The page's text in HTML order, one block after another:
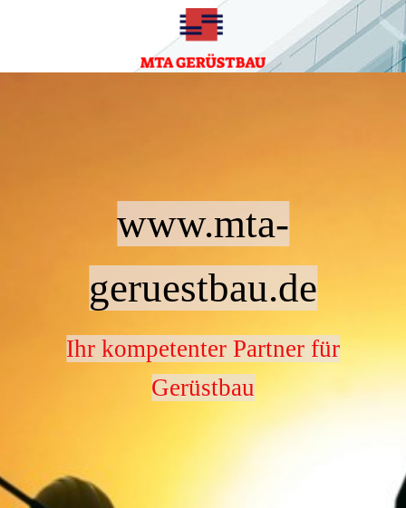
www.mta-
geruestbau.de
Ihr kompetenter Partner für
Gerüstbau